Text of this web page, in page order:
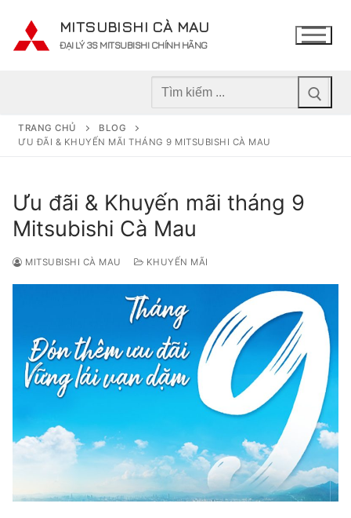
nội
MITSUBISHI CÀ MAU
ĐẠI LÝ 3S MITSUBISHI CHÍNH HÃNG
Tìm
TRANG CHỦ
BLOG
ƯU ĐÃI & KHUYẾN MÃI THÁNG 9 MITSUBISHI CÀ MAU
Ưu đãi & Khuyến mãi tháng 9
Mitsubishi Cà Mau
MITSUBISHI CÀ MAU KHUYẾN MÃI